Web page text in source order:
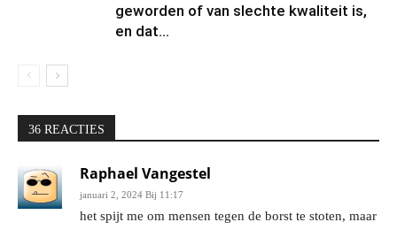
geworden of van slechte kwaliteit is,
en dat...
36 REACTIES
Raphael Vangestel
januari 2, 2024 Bij 11:17
het spijt me om mensen tegen de borst te stoten, maar